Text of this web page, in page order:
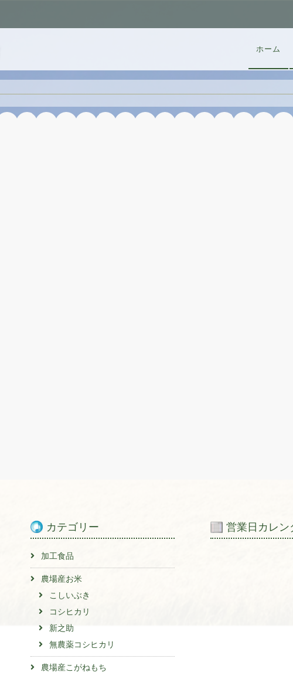
ホーム
カテゴリー
加工食品
農場産お米
こしいぶき
コシヒカリ
新之助
無農薬コシヒカリ
農場産こがねもち
営業日カレン